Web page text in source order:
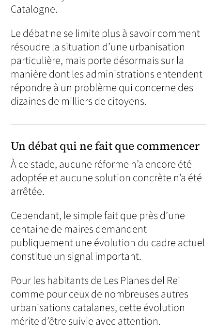
Catalogne.
Le débat ne se limite plus à savoir comment
résoudre la situation d’une urbanisation
particulière, mais porte désormais sur la
manière dont les administrations entendent
répondre à un problème qui concerne des
dizaines de milliers de citoyens.
Un débat qui ne fait que commencer
À ce stade, aucune réforme n’a encore été
adoptée et aucune solution concrète n’a été
arrêtée.
Cependant, le simple fait que près d’une
centaine de maires demandent
publiquement une évolution du cadre actuel
constitue un signal important.
Pour les habitants de Les Planes del Rei
comme pour ceux de nombreuses autres
urbanisations catalanes, cette évolution
mérite d’être suivie avec attention.